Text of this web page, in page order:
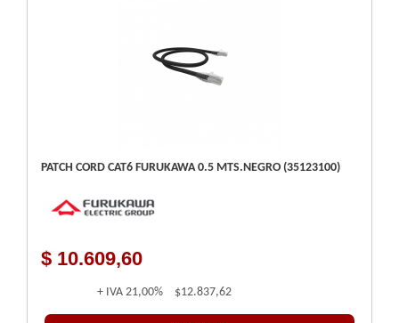
PATCH CORD CAT6 FURUKAWA 0.5 MTS.NEGRO (35123100)
$ 10.609,60
+ IVA 21,00% $12.837,62